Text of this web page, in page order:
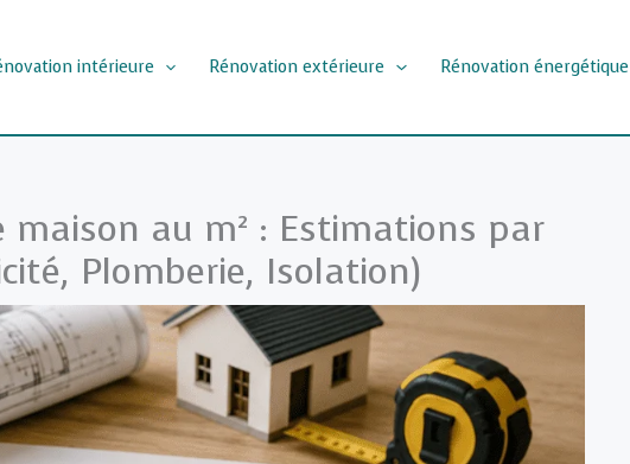
intérieure Rénovation extérieure Rénovation énergétique
maison au m² : Estimations par
Plomberie, Isolation)